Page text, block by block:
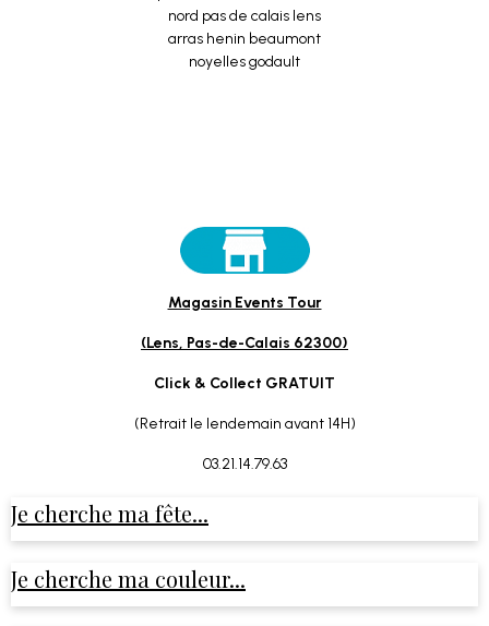
Magasin Events Tour
(Lens, Pas-de-Calais 62300)
Click & Collect GRATUIT
(Retrait le lendemain avant 14H)
03.21.14.79.63
Je cherche ma fête...
Je cherche ma couleur...